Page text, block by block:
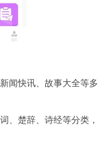
闻快讯、故事大全等多
、楚辞、诗经等分类，